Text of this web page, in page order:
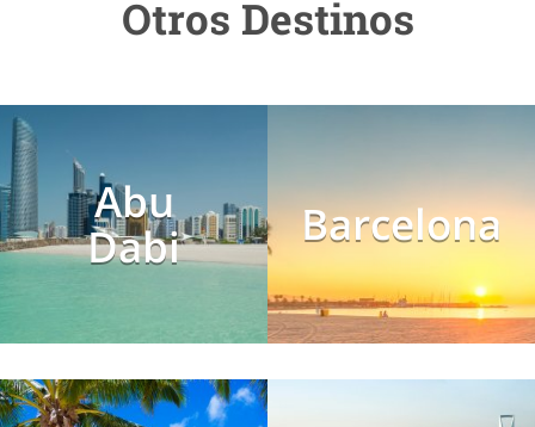
Otros Destinos
Abu
Dabi
Barcelona